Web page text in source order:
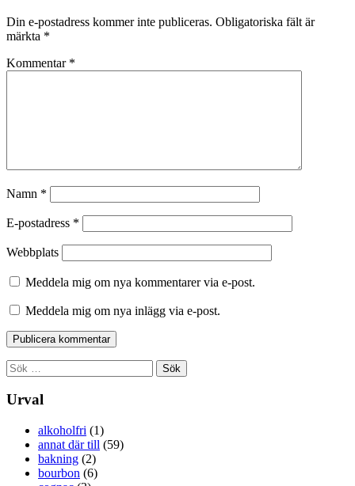
Din e-postadress kommer inte publiceras. Obligatoriska fält är
märkta *
Kommentar *
Namn *
E-postadress *
Webbplats
Meddela mig om nya kommentarer via e-post.
Meddela mig om nya inlägg via e-post.
Sök
efter:
Urval
alkoholfri (1)
annat där till (59)
bakning (2)
bourbon (6)